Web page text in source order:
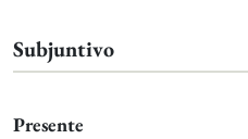
Subjuntivo
Presente